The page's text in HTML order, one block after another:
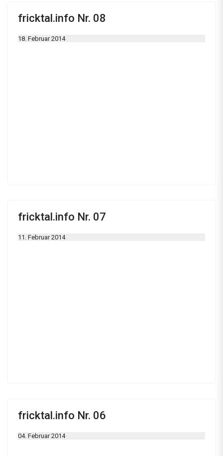
fricktal.info Nr. 08
18. Februar 2014
fricktal.info Nr. 07
11. Februar 2014
fricktal.info Nr. 06
04. Februar 2014